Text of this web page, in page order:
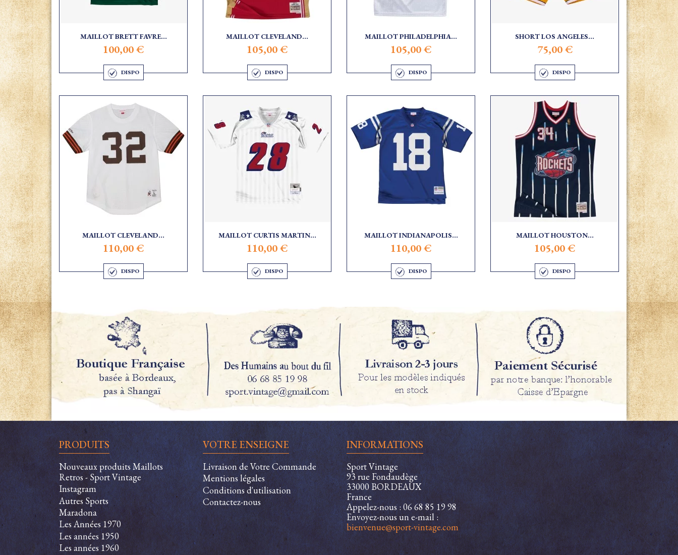
MAILLOT BRETT FAVRE...
100,00 €
DISPO
MAILLOT CLEVELAND...
105,00 €
DISPO
MAILLOT PHILADELPHIA...
105,00 €
DISPO
SHORT LOS ANGELES...
75,00 €
DISPO
MAILLOT CLEVELAND...
110,00 €
DISPO
MAILLOT CURTIS MARTIN...
110,00 €
DISPO
MAILLOT INDIANAPOLIS...
110,00 €
DISPO
MAILLOT HOUSTON...
105,00 €
DISPO
PRODUITS
Nouveaux produits Maillots
Retros - Sport Vintage
Instagram
Autres Sports
Maradona
Les Années 1970
Les années 1950
Les années 1960
VOTRE ENSEIGNE
Livraison de Votre Commande
Mentions légales
Conditions d'utilisation
Contactez-nous
INFORMATIONS
Sport Vintage
93 rue Fondaudège
33000 BORDEAUX
France
Appelez-nous :06 68 85 19 98
Envoyez-nous un e-mail :
bienvenue@sport-vintage.com